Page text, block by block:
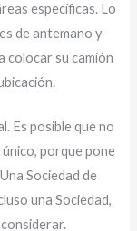
específicas. Lo
de antemano y
colocar su camión
Es posible que no
porque pone
Sociedad de
una Sociedad,